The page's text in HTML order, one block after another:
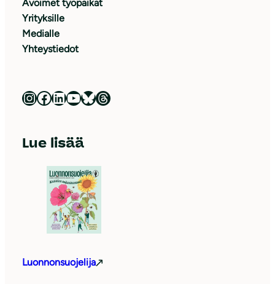
Avoimet työpaikat
Yrityksille
Medialle
Yhteystiedot
Luonnonsuojeluliitto Instagramissa Luonnonsuojeluliitto Facebookissa Luonnonsuojeluliitto LinkedInissä Luonnonsuojeluliiton YouTube-kanava Luonnonsuojeluliitto Blueskyssa Luonnonsuojeluliitto Threadsissa
Lue lisää
Luonnonsuojelija